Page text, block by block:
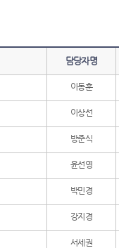
담당자명
이동훈
이상선
방준식
윤선영
박민경
강지경
서세권